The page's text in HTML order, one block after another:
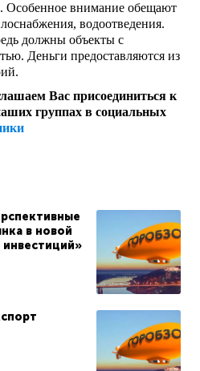
Особенное внимание обещают
водоотведения.
должны объекты с
Деньги предоставляются из
Вас присоединиться к
группах в социальных
в новой